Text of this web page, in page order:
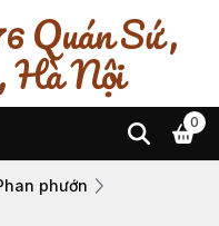
Quán Sứ ,
Hà Nội
0
phướn